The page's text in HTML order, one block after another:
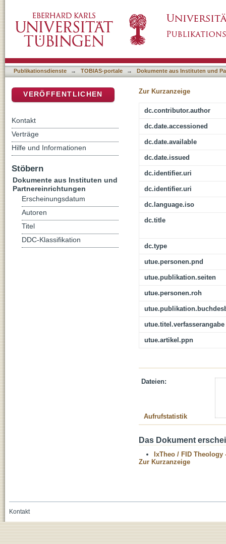
Publikationsdienste → TOBIAS-portale → Dokumente aus Instituten und
Zur Kurzanzeige
dc.contributor.author
dc.date.accessioned
dc.date.available
dc.date.issued
dc.identifier.uri
dc.identifier.uri
dc.language.iso
dc.title
dc.type
utue.personen.pnd
utue.publikation.seiten
utue.personen.roh
utue.titel.verfasserangabe
utue.artikel.ppn
Dateien:
Aufrufstatistik
Das Dokument
IxTheo / FID Theology
Zur Kurzanzeige
VERÖFFENTLICHEN
Kontakt
Verträge
Hilfe und Informationen
Stöbern
Dokumente aus Instituten und
Partnereinrichtungen
Erscheinungsdatum
Autoren
Titel
DDC-Klassifikation
Kontakt